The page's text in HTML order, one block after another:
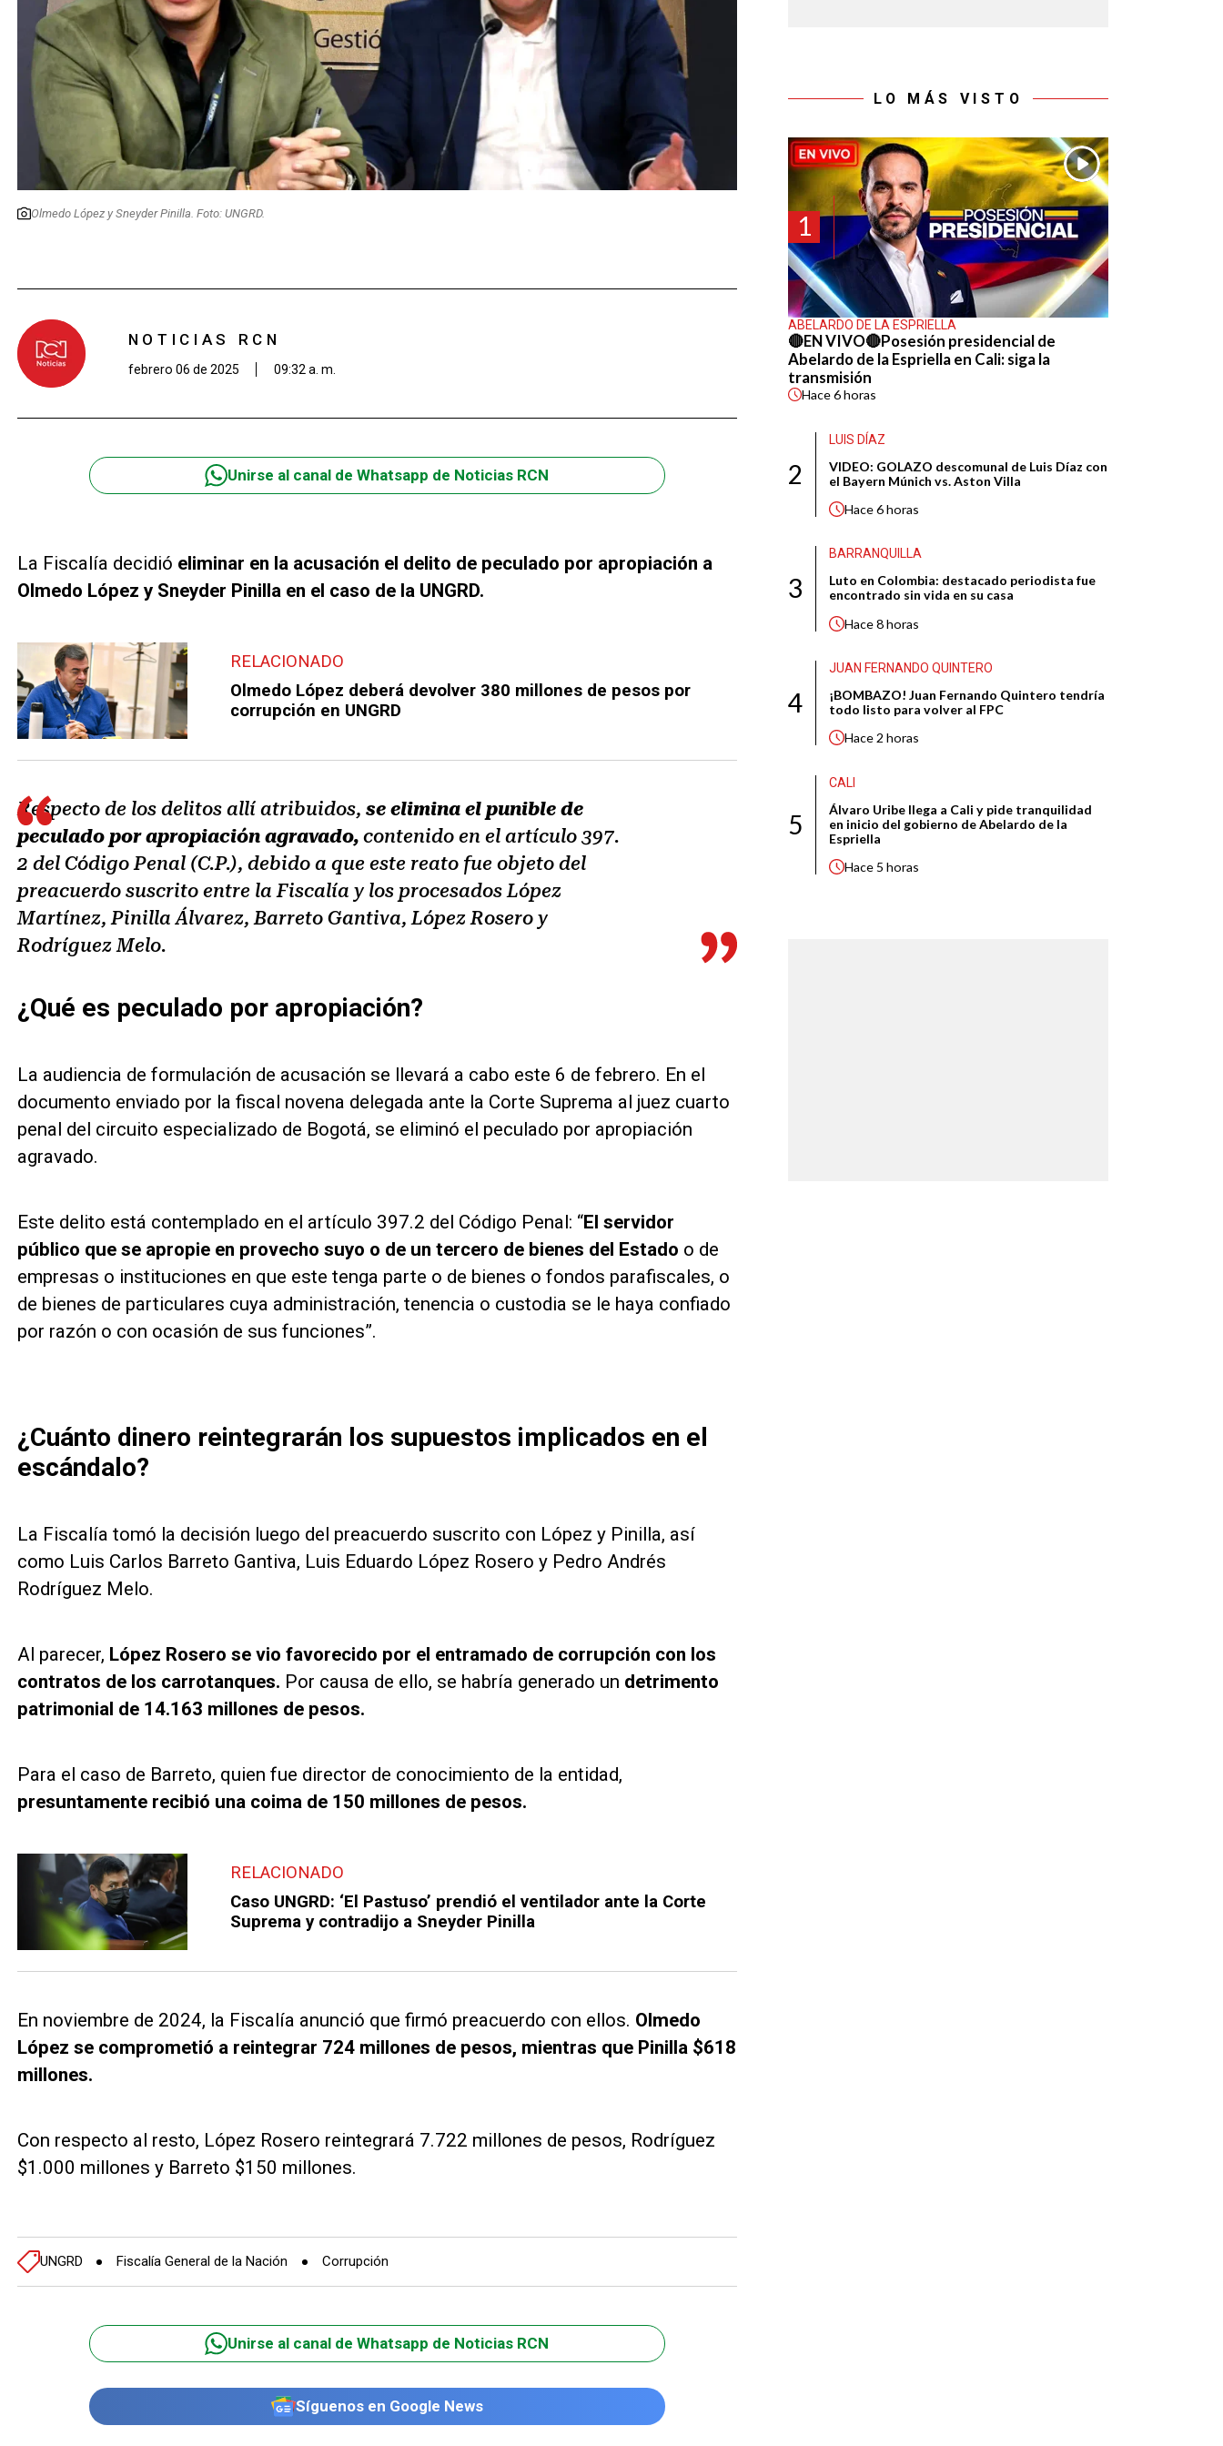
Olmedo López y Sneyder Pinilla. Foto: UNGRD.
NOTICIAS RCN
febrero 06 de 2025 09:32 a. m.
Unirse al canal de Whatsapp de Noticias RCN
La Fiscalía decidió eliminar en la acusación el delito de peculado por apropiación a
Olmedo López y Sneyder Pinilla en el caso de la UNGRD.
RELACIONADO
Olmedo López deberá devolver 380 millones de pesos por
corrupción en UNGRD
Respecto de los delitos allí atribuidos, se elimina el punible de
peculado por apropiación agravado,contenido en el artículo 397.
2 del Código Penal (C.P.), debido a que este reato fue objeto del
preacuerdo suscrito entre la Fiscalía y los procesados López
Martínez, Pinilla Álvarez, Barreto Gantiva, López Rosero y
Rodríguez Melo.
¿Qué es peculado por apropiación?
La audiencia de formulación de acusación se llevará a cabo este 6 de febrero. En el
documento enviado por la fiscal novena delegada ante la Corte Suprema al juez cuarto
penal del circuito especializado de Bogotá, se eliminó el peculado por apropiación
agravado.
Este delito está contemplado en el artículo 397.2 del Código Penal: “El servidor
público que se apropie en provecho suyo o de un tercero de bienes del Estado o de
empresas o instituciones en que este tenga parte o de bienes o fondos parafiscales, o
de bienes de particulares cuya administración, tenencia o custodia se le haya confiado
por razón o con ocasión de sus funciones”.
¿Cuánto dinero reintegrarán los supuestos implicados en el
escándalo?
La Fiscalía tomó la decisión luego del preacuerdo suscrito con López y Pinilla, así
como Luis Carlos Barreto Gantiva, Luis Eduardo López Rosero y Pedro Andrés
Rodríguez Melo.
Al parecer, López Rosero se vio favorecido por el entramado de corrupción con los
contratos de los carrotanques. Por causa de ello, se habría generado un detrimento
patrimonial de 14.163 millones de pesos.
Para el caso de Barreto, quien fue director de conocimiento de la entidad,
presuntamente recibió una coima de 150 millones de pesos.
RELACIONADO
Caso UNGRD: ‘El Pastuso’ prendió el ventilador ante la Corte
Suprema y contradijo a Sneyder Pinilla
En noviembre de 2024, la Fiscalía anunció que firmó preacuerdo con ellos. Olmedo
López se comprometió a reintegrar 724 millones de pesos, mientras que Pinilla $618
millones.
Con respecto al resto, López Rosero reintegrará 7.722 millones de pesos, Rodríguez
$1.000 millones y Barreto $150 millones.
UNGRD Fiscalía General de la Nación Corrupción
Unirse al canal de Whatsapp de Noticias RCN
Síguenos en Google News
LO MÁS VISTO
1
ABELARDO DE LA ESPRIELLA
🔴EN VIVO🔴Posesión presidencial de
Abelardo de la Espriella en Cali: siga la
transmisión
Hace6 horas
2
LUIS DÍAZ
VIDEO: GOLAZO descomunal de Luis Díaz con
el Bayern Múnich vs. Aston Villa
Hace6 horas
3
BARRANQUILLA
Luto en Colombia: destacado periodista fue
encontrado sin vida en su casa
Hace8 horas
4
JUAN FERNANDO QUINTERO
¡BOMBAZO! Juan Fernando Quintero tendría
todo listo para volver al FPC
Hace2 horas
5
CALI
Álvaro Uribe llega a Cali y pide tranquilidad
en inicio del gobierno de Abelardo de la
Espriella
Hace 5 horas